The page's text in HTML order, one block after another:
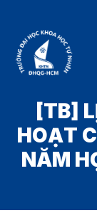
[TB]
HOẠT
NĂM